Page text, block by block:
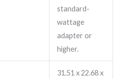
standard-
wattage
adapter or
higher.
31.51 x 22.68 x